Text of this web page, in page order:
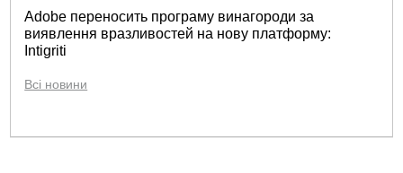
Adobe переносить програму винагороди за
виявлення вразливостей на нову платформу:
Intigriti
Всі новини